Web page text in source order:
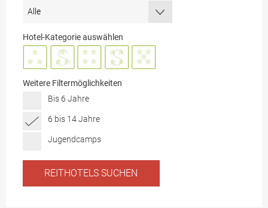
Hotel-Kategorie auswählen
Weitere Filtermöglichkeiten
Bis 6 Jahre
6 bis 14 Jahre
Jugendcamps